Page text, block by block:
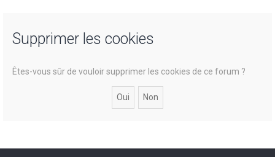
Supprimer les cookies
Êtes-vous sûr de vouloir supprimer les cookies de ce forum ?